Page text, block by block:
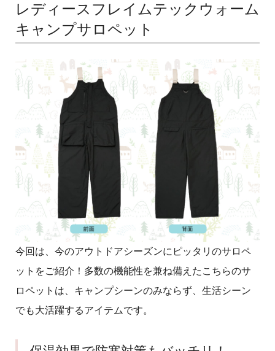
レディースフレイムテックウォーム
キャンプサロペット
今回は、今のアウトドアシーズンにピッタリのサロペ
ットをご紹介！多数の機能性を兼ね備えたこちらのサ
ロペットは、キャンプシーンのみならず、生活シーン
でも大活躍するアイテムです。